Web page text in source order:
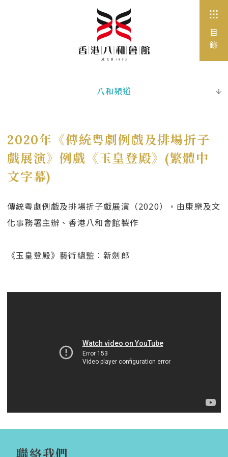
目
錄
八和頻道
電子書
圖片珍藏
2020年《傳統粤劇例戲及排場折子
戲展演》例戲《玉皇登殿》(繁體中
文字幕)
傳統粤劇例戲及排場折子戲展演（2020），由康樂及文
化事務署主辦、香港八和會館製作
《玉皇登殿》藝術總監︰新劍郎